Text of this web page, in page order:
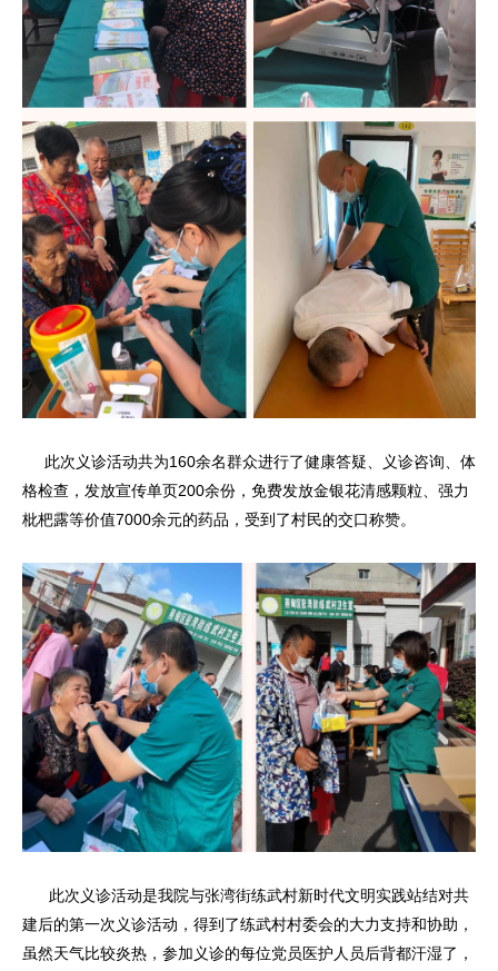
此次义诊活动共为160余名群众进行了健康答疑、义诊咨询、体
格检查，发放宣传单页200余份，免费发放金银花清感颗粒、强力
枇杷露等价值7000余元的药品，受到了村民的交口称赞。
此次义诊活动是我院与张湾街练武村新时代文明实践站结对共
建后的第一次义诊活动，得到了练武村村委会的大力支持和协助，
虽然天气比较炎热，参加义诊的每位党员医护人员后背都汗湿了，